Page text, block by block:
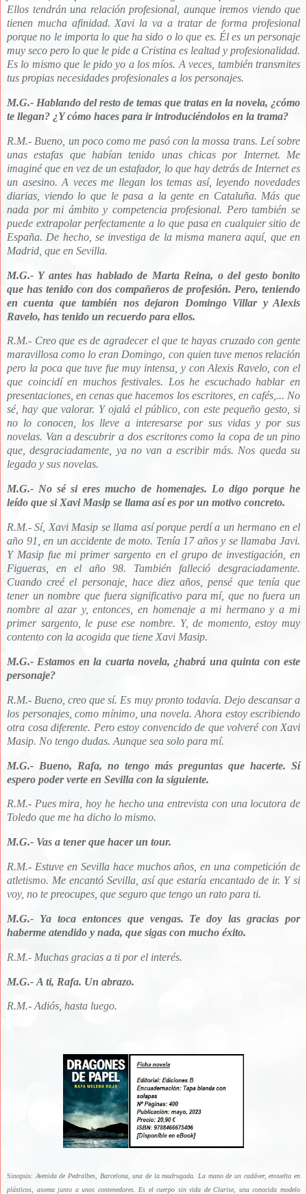
Ellos tendrán una relación profesional, aunque iremos viendo que
tienen mucha afinidad. Xavi la va a tratar de forma profesional
porque no le importa lo que ha sido o lo que es. Él es un personaje
muy seco pero lo que le pide a Cristina es lealtad y profesionalidad.
Es lo mismo que le pido yo a los míos. A veces, también transmites
tus propias necesidades profesionales a los personajes.
M.G.- Hablando del resto de temas que tratas en la novela, ¿cómo
te llegan? ¿Y cómo haces para ir introduciéndolos en la trama?
R.M.- Bueno, un poco como me pasó con la mossa trans. Leí sobre
unas estafas que habían tenido unas chicas por Internet. Me
imaginé que en vez de un estafador, lo que hay detrás de Internet es
un asesino. A veces me llegan los temas así, leyendo novedades
diarias, viendo lo que le pasa a la gente en Cataluña. Más que
nada por mi ámbito y competencia profesional. Pero también se
puede extrapolar perfectamente a lo que pasa en cualquier sitio de
España. De hecho, se investiga de la misma manera aquí, que en
Madrid, que en Sevilla.
M.G.- Y antes has hablado de Marta Reina, o del gesto bonito
que has tenido con dos compañeros de profesión. Pero, teniendo
en cuenta que también nos dejaron Domingo Villar y Alexis
Ravelo, has tenido un recuerdo para ellos.
R.M.- Creo que es de agradecer el que te hayas cruzado con gente
maravillosa como lo eran Domingo, con quien tuve menos relación
pero la poca que tuve fue muy intensa, y con Alexis Ravelo, con el
que coincidí en muchos festivales. Los he escuchado hablar en
presentaciones, en cenas que hacemos los escritores, en cafés,... No
sé, hay que valorar. Y ojalá el público, con este pequeño gesto, si
no lo conocen, los lleve a interesarse por sus vidas y por sus
novelas. Van a descubrir a dos escritores como la copa de un pino
que, desgraciadamente, ya no van a escribir más. Nos queda su
legado y sus novelas.
M.G.- No sé si eres mucho de homenajes. Lo digo porque he
leído que si Xavi Masip se llama así es por un motivo concreto.
R.M.- Sí, Xavi Masip se llama así porque perdí a un hermano en el
año 91, en un accidente de moto. Tenía 17 años y se llamaba Javi.
Y Masip fue mi primer sargento en el grupo de investigación, en
Figueras, en el año 98. También falleció desgraciadamente.
Cuando creé el personaje, hace diez años, pensé que tenía que
tener un nombre que fuera significativo para mí, que no fuera un
nombre al azar y, entonces, en homenaje a mi hermano y a mi
primer sargento, le puse ese nombre. Y, de momento, estoy muy
contento con la acogida que tiene Xavi Masip.
M.G.- Estamos en la cuarta novela, ¿habrá una quinta con este
personaje?
R.M.- Bueno, creo que sí. Es muy pronto todavía. Dejo descansar a
los personajes, como mínimo, una novela. Ahora estoy escribiendo
otra cosa diferente. Pero estoy convencido de que volveré con Xavi
Masip. No tengo dudas. Aunque sea solo para mí.
M.G.- Bueno, Rafa, no tengo más preguntas que hacerte. Sí
espero poder verte en Sevilla con la siguiente.
R.M.- Pues mira, hoy he hecho una entrevista con una locutora de
Toledo que me ha dicho lo mismo.
M.G.- Vas a tener que hacer un tour.
R.M.- Estuve en Sevilla hace muchos años, en una competición de
atletismo. Me encantó Sevilla, así que estaría encantado de ir. Y si
voy, no te preocupes, que seguro que tengo un rato para ti.
M.G.- Ya toca entonces que vengas. Te doy las gracias por
haberme atendido y nada, que sigas con mucho éxito.
R.M.- Muchas gracias a ti por el interés.
M.G.- A ti, Rafa. Un abrazo.
R.M.- Adiós, hasta luego.
Sinopsis: Avenida de Pedralbes, Barcelona, una de la madrugada. La mano de un cadáver, envuelta en
plásticos, asoma junto a unos contenedores. Es el cuerpo sin vida de Clarise, una conocida modelo